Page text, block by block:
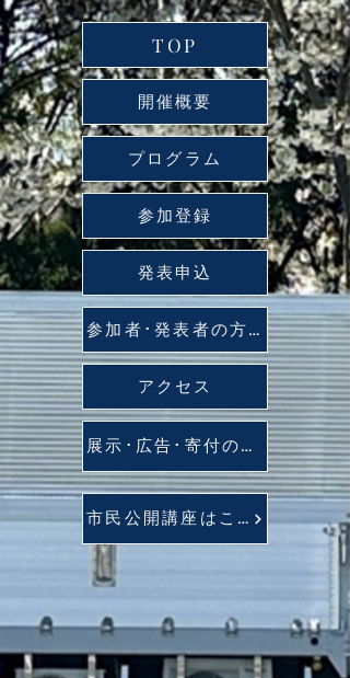
TOP
開催概要
プログラム
参加登録
発表申込
参加者･発表者の方へ
アクセス
展示･広告･寄付のお願い
市民公開講座はこちら